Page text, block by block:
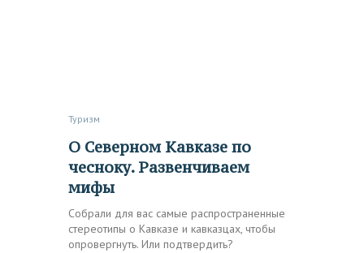
Туризм
О Северном Кавказе по
чесноку. Развенчиваем
мифы
Собрали для вас самые распространенные
стереотипы о Кавказе и кавказцах, чтобы
опровергнуть. Или подтвердить?